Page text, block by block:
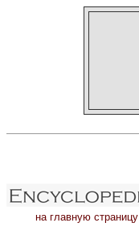
на главную страницу